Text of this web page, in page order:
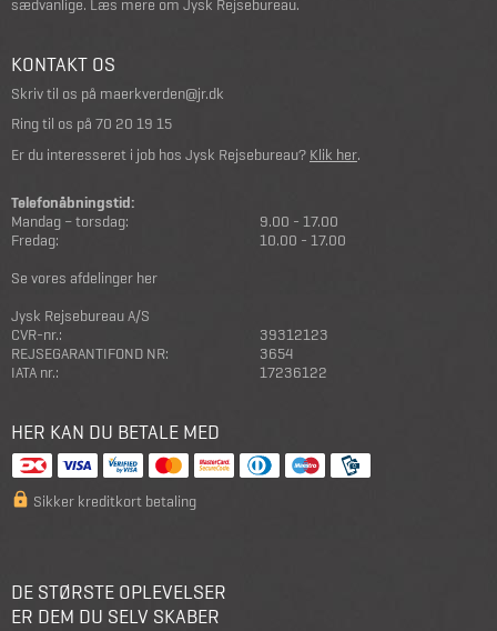
sædvanlige. Læs mere om Jysk Rejsebureau.
KONTAKT OS
Skriv til os på maerkverden@jr.dk
Ring til os på 70 20 19 15
Er du interesseret i job hos Jysk Rejsebureau? Klik her.
Telefonåbningstid:
Mandag – torsdag:
9.00 - 17.00
Fredag:
10.00 - 17.00
Se vores afdelinger her
Jysk Rejsebureau A/S
CVR-nr.:
39312123
REJSEGARANTIFOND NR:
3654
IATA nr.:
17236122
HER KAN DU BETALE MED
Sikker kreditkort betaling
DE STØRSTE OPLEVELSER
ER DEM DU SELV SKABER